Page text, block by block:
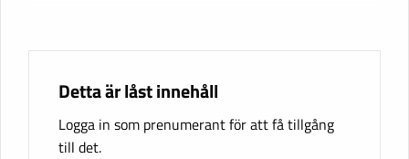
Detta är låst innehåll
Logga in som prenumerant för att få tillgång
till det.